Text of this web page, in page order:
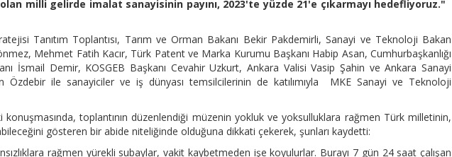
milli gelirde imalat sanayisinin payını, 2023'te yüzde 21'e çıkarmayı hedefliyoruz."
Tanıtım Toplantısı, Tarım ve Orman Bakanı Bekir Pakdemirli, Sanayi ve Teknoloji Bakan
Mehmet Fatih Kacır, Türk Patent ve Marka Kurumu Başkanı Habip Asan, Cumhurbaşkanlığı
İsmail Demir, KOSGEB Başkanı Cevahir Uzkurt, Ankara Valisi Vasip Şahin ve Ankara Sanayi
Özdebir ile sanayiciler ve iş dünyası temsilcilerinin de katılımıyla MKE Sanayi ve Teknoloji
konuşmasında, toplantının düzenlendiği müzenin yokluk ve yoksulluklara rağmen Türk milletinin,
gösteren bir abide niteliğinde olduğuna dikkati çekerek, şunları kaydetti:
rağmen yürekli subaylar, vakit kaybetmeden işe koyulurlar. Burayı 7 gün 24 saat çalışan